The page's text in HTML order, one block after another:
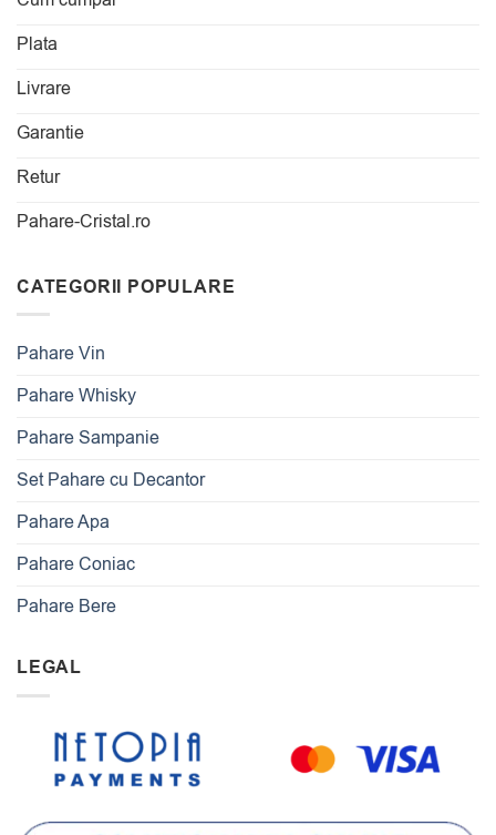
Plata
Livrare
Garantie
Retur
Pahare-Cristal.ro
CATEGORII POPULARE
Pahare Vin
Pahare Whisky
Pahare Sampanie
Set Pahare cu Decantor
Pahare Apa
Pahare Coniac
Pahare Bere
LEGAL